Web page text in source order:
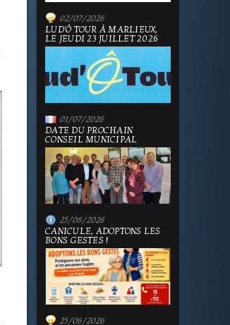
02/07/2026
LUD'Ô TOUR À MARLIEUX,
LE JEUDI 23 JUILLET 2026
01/07/2026
DATE DU PROCHAIN
CONSEIL MUNICIPAL
25/06/2026
CANICULE, ADOPTONS LES
BONS GESTES !
25/06/2026